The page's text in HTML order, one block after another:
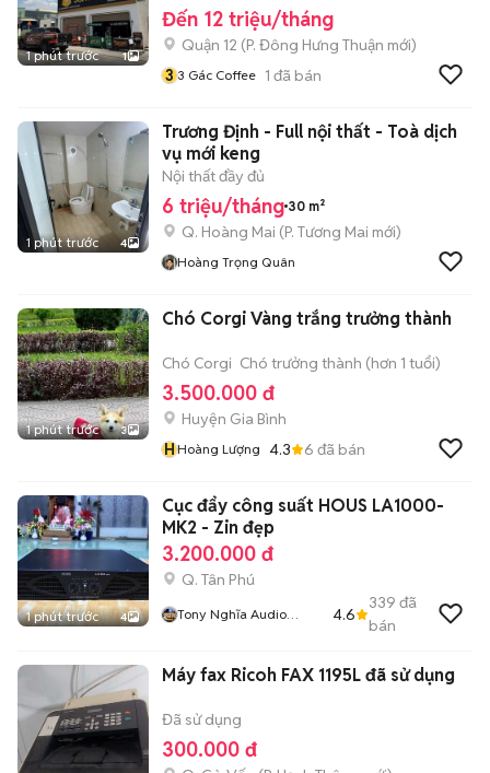
1 phút trước 1
Đến 12 triệu/tháng
Quận 12 (P. Đông Hưng Thuận mới)
3 3 Gác Coffee 1 đã bán
1 phút trước 4
Trương Định - Full nội thất - Toà dịch
vụ mới keng
Nội thất đầy đủ
6 triệu/tháng 30 m²
Q. Hoàng Mai (P. Tương Mai mới)
Hoàng Trọng Quân
1 phút trước 3
Chó Corgi Vàng trắng trưởng thành
Chó Corgi Chó trưởng thành (hơn 1 tuổi)
3.500.000 đ
Huyện Gia Bình
HHoàng Lượng 4.3 6 đã bán
1 phút trước 4
Cục đẩy công suất HOUS LA1000-
MK2 - Zin đẹp
3.200.000 đ
Q. Tân Phú
Tony Nghĩa Audio
4.6
339 đã
bán
Máy fax Ricoh FAX 1195L đã sử dụng
Đã sử dụng
300.000 đ